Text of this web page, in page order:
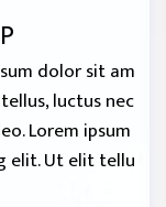
dolor sit am
luctus nec
Lorem ipsum
elit. Ut elit tellu